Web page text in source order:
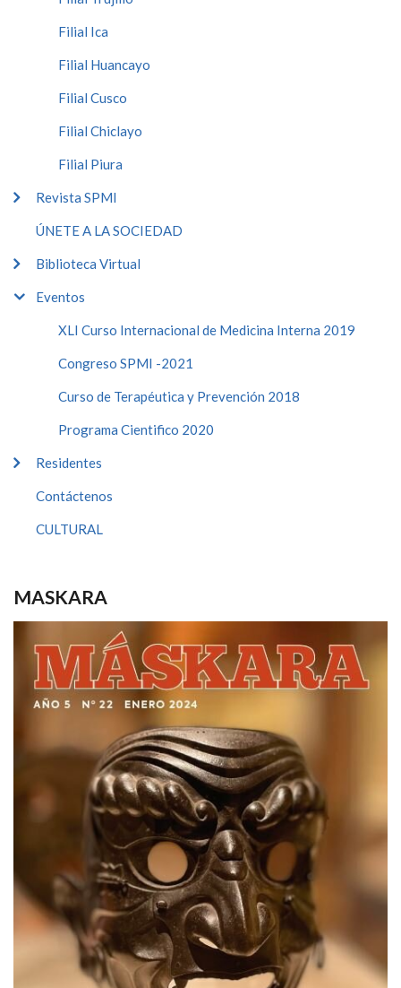
Filial Ica
Filial Huancayo
Filial Cusco
Filial Chiclayo
Filial Piura
Revista SPMI
ÚNETE A LA SOCIEDAD
Biblioteca Virtual
Eventos
XLI Curso Internacional de Medicina Interna 2019
Congreso SPMI -2021
Curso de Terapéutica y Prevención 2018
Programa Cientifico 2020
Residentes
Contáctenos
CULTURAL
MASKARA